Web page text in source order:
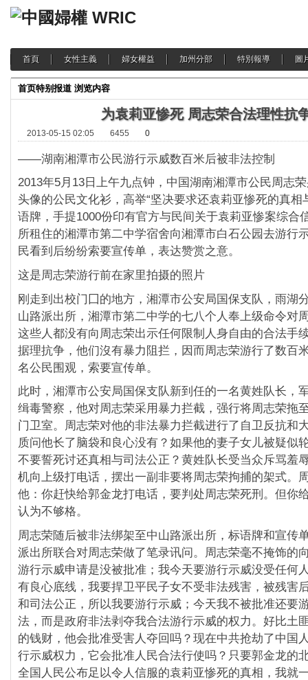
首頁 女性主義 婦女權益 加州分部 特別報導 圖
首页特别报道 浏览内容
为袁莉亚惨死 周志荣合法理性抗
2013-05-15 02:05 6455 0
——湖南湘潭市公民游行示威数百米后被非法控制
2013年5月13日上午九点钟，中国湖南湘潭市公民周志
头像的公民文化衫，高举“坚决要求还袁莉亚惨死的真相
语牌，手提1000份印有官方与民间关于袁莉亚惨案综合
所租住的湘潭市第二中学宿舍向湘潭市白石公园去游行
民看到后纷纷索要宣传单，表达赞赏之意。
这是周志荣游行前在家里拍摄的照片
刚走到出校门囗的地方，湘潭市公安局国保支队，雨湖
山路派出所，湘潭市第二中学的七八个人奉上级命令对
这些人都没有向周志荣出示任何限制人身自由的合法手
据理抗争，他们沒有暴力阻拦，因而周志荣游行了数百
名公民围观，索要宣传单。
此时，湘潭市公安局国保支队新到任的一名黄姓队长，
缉毒警察，他对周志荣采用暴力拦截，强行将周志荣拖
门卫室。周志荣对他的非法暴力拦截进行了自卫反抗和
质问他长了脑袋和良心没有？如果他的妻子女儿被疑似
不要誓死讨还真相与司法公正？黄姓队长受当众斥骂羞
机向上级打电话，摆出一副非要将周志荣拘捕的架式。
他：你赶快给郭金龙打电话，要判处周志荣死刑。但你
认为不够格。
周志荣随后被非法绑架至中山路派出所，标语牌和宣传
派出所联合对周志荣做了笔录讯问。周志荣毫不掩饰的
游行示威申请是没被批准；我今天要游行示威没受任何
有良心底线，我要捍卫平民子女不受非法残害，被残害
和司法公正，所以我要游行示威；今天我不被批准还要
法，而是政府非法剥夺我合法游行示威的权力。好比土
的钱财，他会批准受害人夺回吗？现在中共抢劫了中国
行示威权力，它会批准人民合法行使吗？只要郭金龙的
全国人民公布足以令人信服的袁莉亚惨死的真相，我就